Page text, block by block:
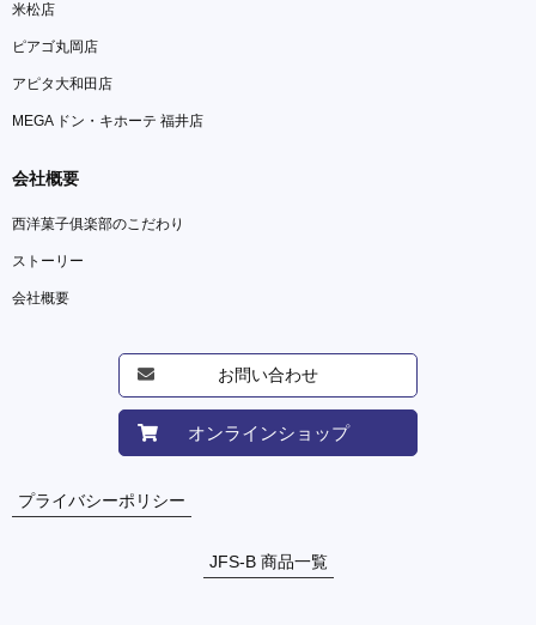
米松店
ピアゴ丸岡店
アピタ大和田店
MEGA ドン・キホーテ 福井店
会社概要
西洋菓子俱楽部のこだわり
ストーリー
会社概要
お問い合わせ
オンラインショップ
プライバシーポリシー
JFS-B 商品一覧